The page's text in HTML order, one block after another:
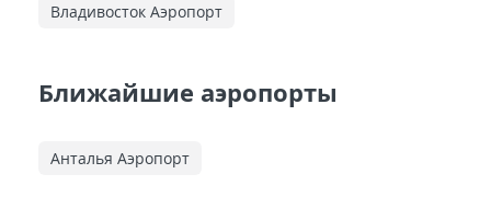
Владивосток Аэропорт
Ближайшие аэропорты
Анталья Аэропорт